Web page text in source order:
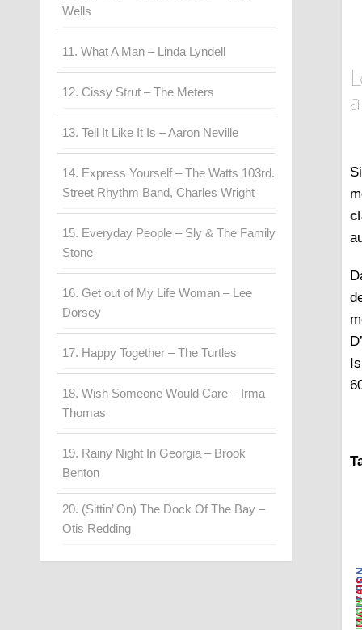
Wells
11. What A Man – Linda Lyndell
12. Cissy Strut – The Meters
13. Tell It Like It Is – Aaron Neville
14. Express Yourself – The Watts 103rd.
Street Rhythm Band, Charles Wright
15. Everyday People – Sly & The Family
Stone
16. Get out of My Life Woman – Lee
Dorsey
17. Happy Together – The Turtles
18. Wish Someone Would Care – Irma
Thomas
19. Rainy Night In Georgia – Brook
Benton
20. (Sittin’ On) The Dock Of The Bay –
Otis Redding
LE
LE